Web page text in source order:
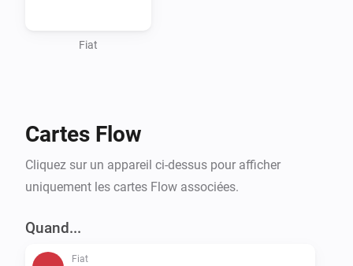
Fiat
Cartes Flow
Cliquez sur un appareil ci-dessus pour afficher
uniquement les cartes Flow associées.
Quand...
Fiat